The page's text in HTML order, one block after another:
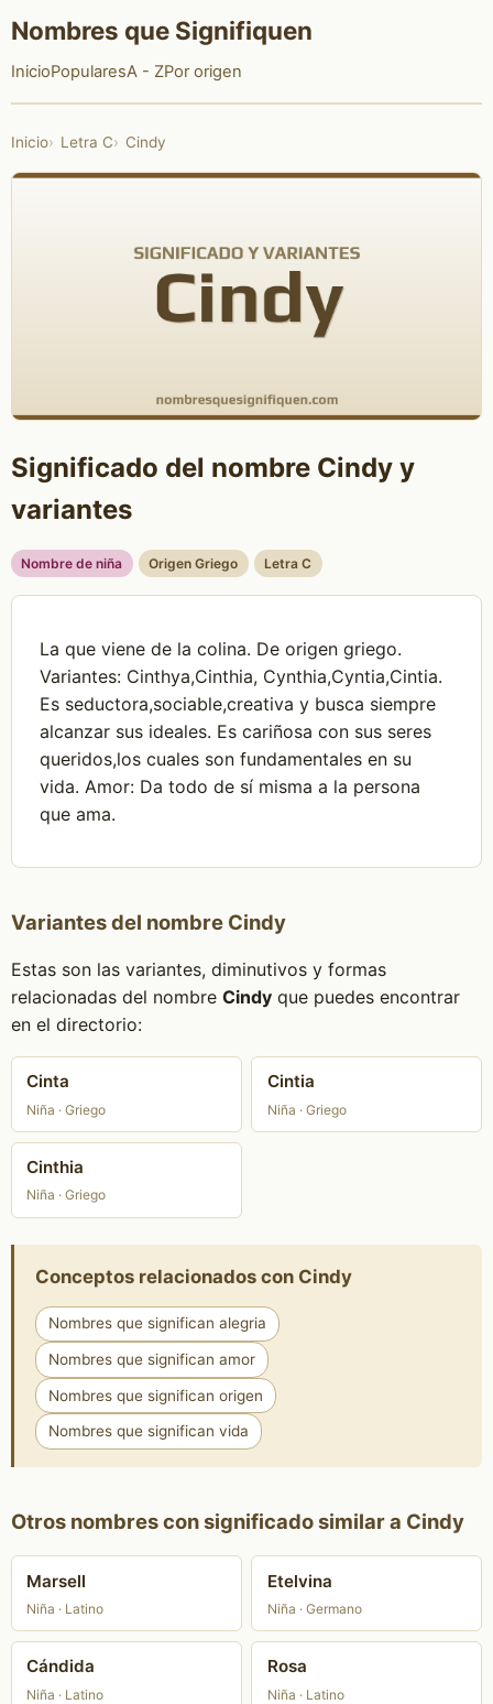
Nombres que Signifiquen
InicioPopularesA - ZPor origen
Inicio Letra C Cindy
Significado del nombre Cindy y
variantes
Nombre de niña Origen Griego Letra C
La que viene de la colina. De origen griego.
Variantes: Cinthya,Cinthia, Cynthia,Cyntia,Cintia.
Es seductora,sociable,creativa y busca siempre
alcanzar sus ideales. Es cariñosa con sus seres
queridos,los cuales son fundamentales en su
vida. Amor: Da todo de sí misma a la persona
que ama.
Variantes del nombre Cindy
Estas son las variantes, diminutivos y formas
relacionadas del nombre Cindyque puedes encontrar
en el directorio:
Cinta
Niña · Griego
Cintia
Niña · Griego
Cinthia
Niña · Griego
Conceptos relacionados con Cindy
Nombres que significan alegria
Nombres que significan amor
Nombres que significan origen
Nombres que significan vida
Otros nombres con significado similar a Cindy
Marsell
Niña · Latino
Etelvina
Niña · Germano
Cándida
Niña · Latino
Rosa
Niña · Latino